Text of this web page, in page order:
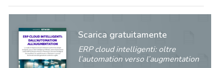
Scarica gratuitamente
ERP cloud intelligenti: oltre
l’automation verso l’augmentation